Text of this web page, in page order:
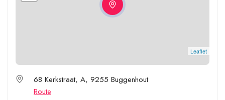
Leaflet
68 Kerkstraat, A, 9255 Buggenhout
Route